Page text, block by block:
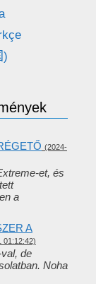
)
(2024-
et, és
a
A
01:12:42)
de
Noha